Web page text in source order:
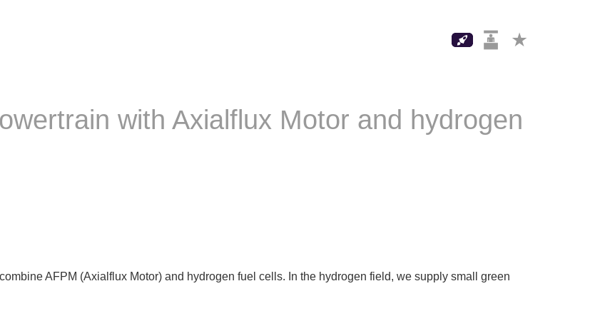
with Axialflux Motor and hydrogen
AFPM (Axialflux Motor) and hydrogen fuel cells. In the hydrogen field, we supply small green